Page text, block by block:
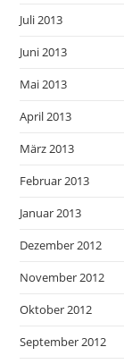
Juli 2013
Juni 2013
Mai 2013
April 2013
März 2013
Februar 2013
Januar 2013
Dezember 2012
November 2012
Oktober 2012
September 2012